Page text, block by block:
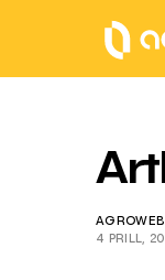
AGROWEB
4 PRILL,